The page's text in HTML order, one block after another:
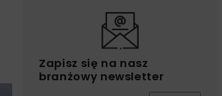
Zapisz się na nasz
branżowy newsletter